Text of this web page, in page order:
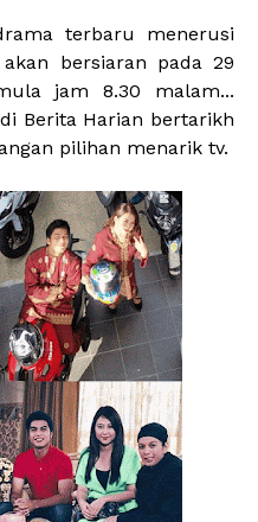
terbaru menerusi
bersiaran pada 29
jam 8.30 malam...
Berita Harian bertarikh
pilihan menarik tv.